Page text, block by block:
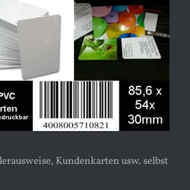
Kundenkarten usw. selbst